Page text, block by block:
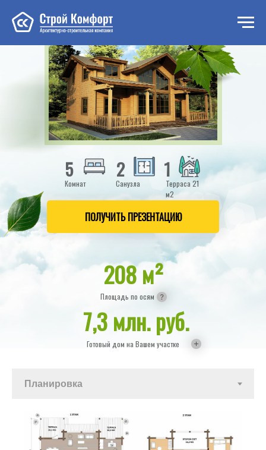
Проект дома «Тайга» из бруса
208 м²
7,3 млн. руб.
ПОЛУЧИТЬ ПРЕЗЕНТАЦИЮ
5
Комнат Санузла
Терраса 21
м2
2 1
Готовый дом на Вашем участке
Площадь по осям